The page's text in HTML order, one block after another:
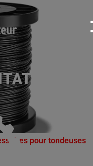
pour tondeuses